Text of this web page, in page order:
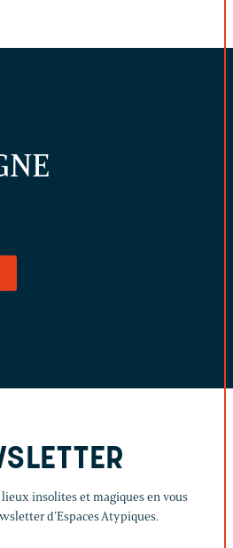
insolites et magiques en vous
d’Espaces Atypiques.